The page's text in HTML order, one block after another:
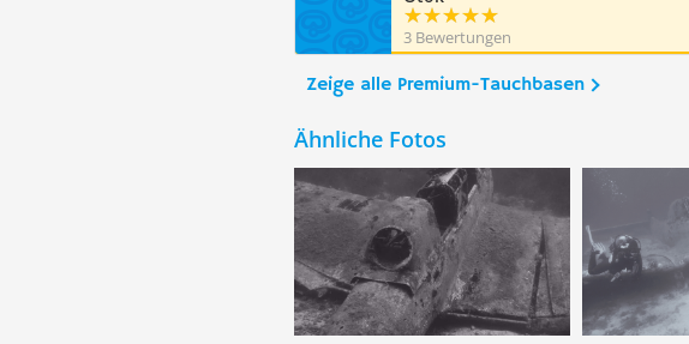
3 Bewertungen
Zeige alle Premium-Tauchbasen
Ähnliche Fotos